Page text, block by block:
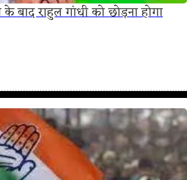
बाद राहुल गांधी को छोड़ना होगा